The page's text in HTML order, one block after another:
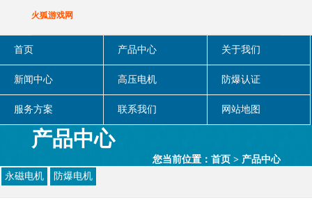
火狐游戏网
首页 产品中心 关于我们
新闻中心 高压电机 防爆认证
服务方案 联系我们 网站地图
产品中心
您当前位置：首页 > 产品中心
永磁电机
防爆电机